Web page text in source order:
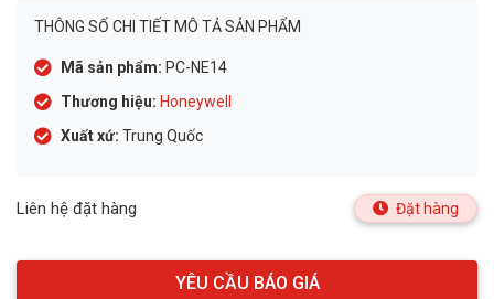
THÔNG SỐ CHI TIẾT MÔ TẢ SẢN PHẨM
Mã sản phẩm: PC-NE14
Thương hiệu: Honeywell
Xuất xứ: Trung Quốc
Liên hệ đặt hàng Đặt hàng